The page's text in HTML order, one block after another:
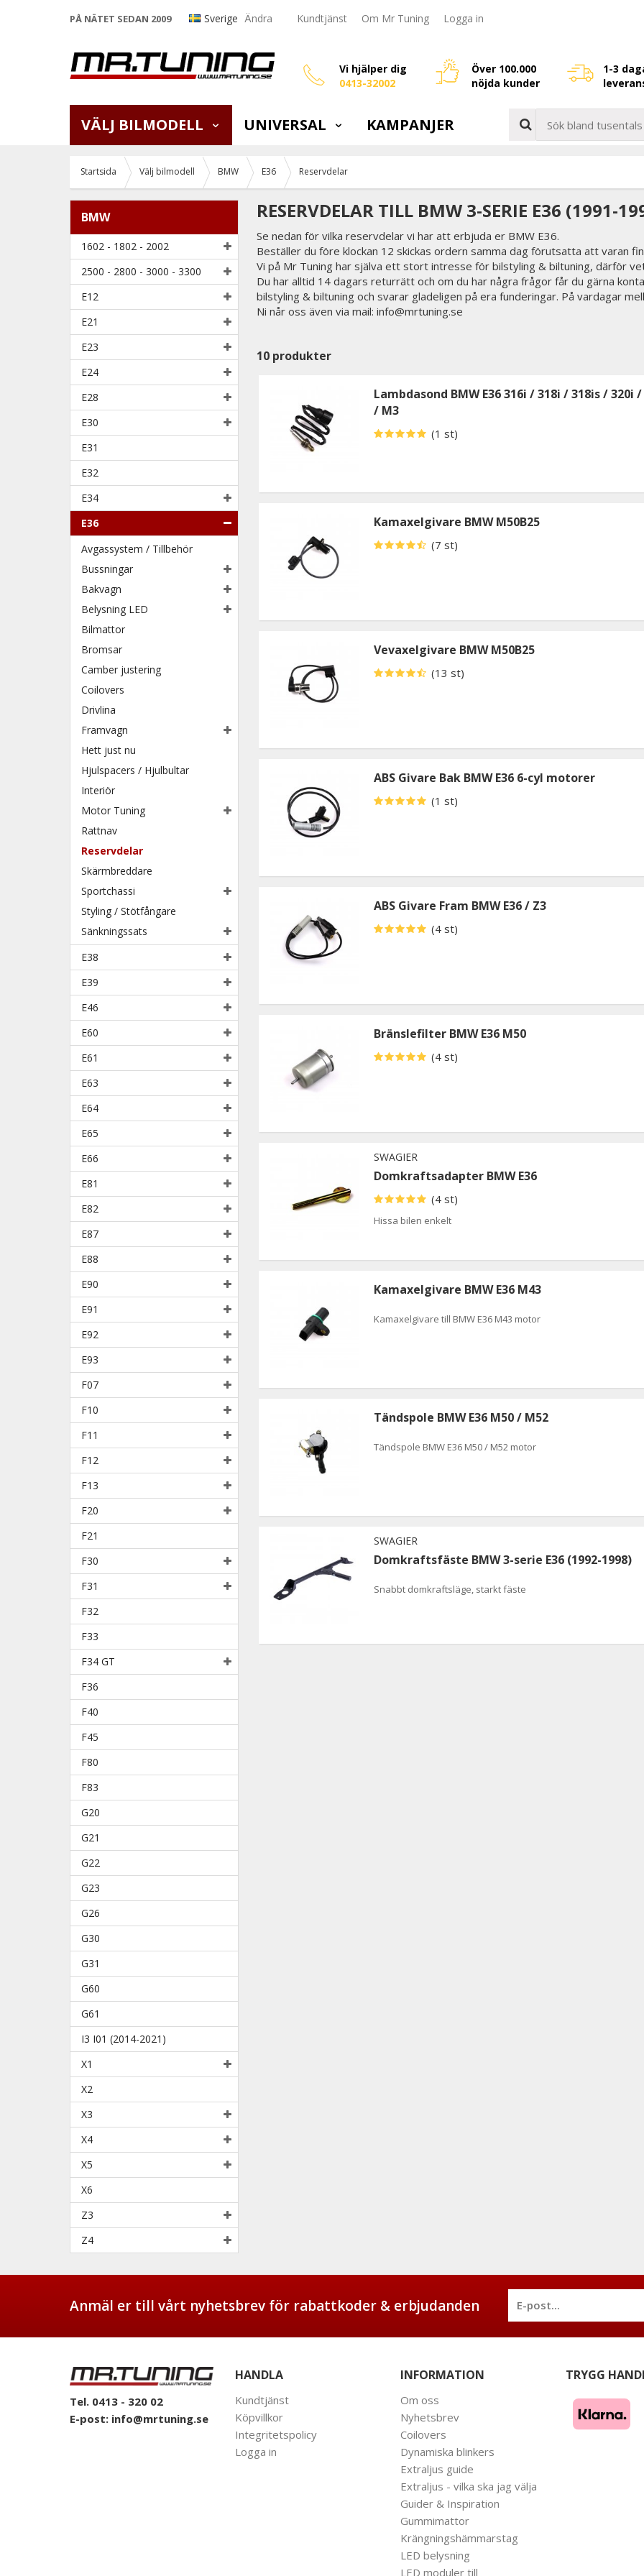
PÅ NÄTET SEDAN 2009 Sverige Ändra Kundtjänst Om Mr Tuning Logga in
Vi hjälper dig
0413-32002
Över 100.000
nöjda kunder
1-3
VÄLJ BILMODELL UNIVERSAL KAMPANJER
Startsida Välj bilmodell BMW E36 Reservdelar
BMW
1602 - 1802 - 2002
2500 - 2800 - 3000 - 3300
E12
E21
E23
E24
E28
E30
E31
E32
E34
E36
Avgassystem / Tillbehör
Bussningar
Bakvagn
Belysning LED
Bilmattor
Bromsar
Camber justering
Coilovers
Drivlina
Framvagn
Hett just nu
Hjulspacers / Hjulbultar
Interiör
Motor Tuning
Rattnav
Reservdelar
Skärmbreddare
Sportchassi
Styling / Stötfångare
Sänkningssats
E38
E39
E46
E60
E61
E63
E64
E65
E66
E81
E82
E87
E88
E90
E91
E92
E93
F07
F10
F11
F12
F13
F20
F21
F30
F31
F32
F33
F34 GT
F36
F40
F45
F80
F83
G20
G21
G22
G23
G26
G30
G31
G60
G61
I3 I01 (2014-2021)
X1
X2
X3
X4
X5
X6
Z3
Z4
RESERVDELAR TILL BMW 3-SERIE E36 (1991-
Se nedan för vilka reservdelar vi har att erbjuda er BMW E36.
Beställer du före klockan 12 skickas ordern samma dag förutsatta att varan
Vi på Mr Tuning har själva ett stort intresse för bilstyling & biltuning, därför
Du har alltid 14 dagars returrätt och om du har några frågor får du gärna
bilstyling & biltuning och svarar gladeligen på era funderingar. På vardagar
Ni når oss även via mail: info@mrtuning.se
10 produkter
Lambdasond BMW E36 316i / 318i / 318is / 320i /
/ M3
(1 st)
Kamaxelgivare BMW M50B25
(7 st)
Vevaxelgivare BMW M50B25
(13 st)
ABS Givare Bak BMW E36 6-cyl motorer
(1 st)
ABS Givare Fram BMW E36 / Z3
(4 st)
Bränslefilter BMW E36 M50
(4 st)
SWAGIER
Domkraftsadapter BMW E36
(4 st)
Hissa bilen enkelt
Kamaxelgivare BMW E36 M43
Kamaxelgivare till BMW E36 M43 motor
Tändspole BMW E36 M50 / M52
Tändspole BMW E36 M50 / M52 motor
SWAGIER
Domkraftsfäste BMW 3-serie E36 (1992-1998)
Snabbt domkraftsläge, starkt fäste
Anmäl er till vårt nyhetsbrev för rabattkoder & erbjudanden
Tel. 0413 - 320 02
E-post: info@mrtuning.se
HANDLA
Kundtjänst
Köpvillkor
Integritetspolicy
Logga in
INFORMATION
Om oss
Nyhetsbrev
Coilovers
Dynamiska blinkers
Extraljus guide
Extraljus - vilka ska jag välja
Guider & Inspiration
Gummimattor
Krängningshämmarstag
LED belysning
LED moduler till
TRYGG